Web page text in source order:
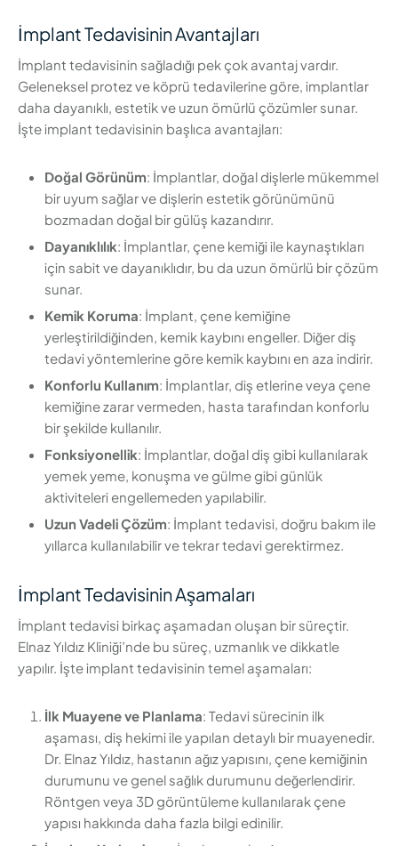
İmplant Tedavisinin Avantajları
İmplant tedavisinin sağladığı pek çok avantaj vardır.
Geleneksel protez ve köprü tedavilerine göre, implantlar
daha dayanıklı, estetik ve uzun ömürlü çözümler sunar.
İşte implant tedavisinin başlıca avantajları:
Doğal Görünüm: İmplantlar, doğal dişlerle mükemmel
bir uyum sağlar ve dişlerin estetik görünümünü
bozmadan doğal bir gülüş kazandırır.
Dayanıklılık: İmplantlar, çene kemiği ile kaynaştıkları
için sabit ve dayanıklıdır, bu da uzun ömürlü bir çözüm
sunar.
Kemik Koruma: İmplant, çene kemiğine
yerleştirildiğinden, kemik kaybını engeller. Diğer diş
tedavi yöntemlerine göre kemik kaybını en aza indirir.
Konforlu Kullanım: İmplantlar, diş etlerine veya çene
kemiğine zarar vermeden, hasta tarafından konforlu
bir şekilde kullanılır.
Fonksiyonellik: İmplantlar, doğal diş gibi kullanılarak
yemek yeme, konuşma ve gülme gibi günlük
aktiviteleri engellemeden yapılabilir.
Uzun Vadeli Çözüm: İmplant tedavisi, doğru bakım ile
yıllarca kullanılabilir ve tekrar tedavi gerektirmez.
İmplant Tedavisinin Aşamaları
İmplant tedavisi birkaç aşamadan oluşan bir süreçtir.
Elnaz Yıldız Kliniği’nde bu süreç, uzmanlık ve dikkatle
yapılır. İşte implant tedavisinin temel aşamaları:
İlk Muayene ve Planlama: Tedavi sürecinin ilk
aşaması, diş hekimi ile yapılan detaylı bir muayenedir.
Dr. Elnaz Yıldız, hastanın ağız yapısını, çene kemiğinin
durumunu ve genel sağlık durumunu değerlendirir.
Röntgen veya 3D görüntüleme kullanılarak çene
yapısı hakkında daha fazla bilgi edinilir.